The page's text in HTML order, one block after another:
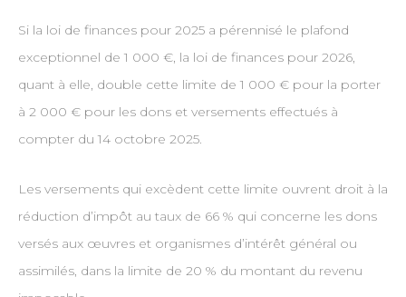
Si la loi de finances pour 2025 a pérennisé le plafond
exceptionnel de 1 000 €, la loi de finances pour 2026,
quant à elle, double cette limite de 1 000 € pour la porter
à 2 000 € pour les dons et versements effectués à
compter du 14 octobre 2025.
Les versements qui excèdent cette limite ouvrent droit à la
réduction d’impôt au taux de 66 % qui concerne les dons
versés aux œuvres et organismes d’intérêt général ou
assimilés, dans la limite de 20 % du montant du revenu